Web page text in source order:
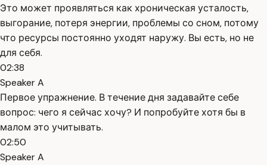
Это может проявляться как хроническая усталость,
выгорание, потеря энергии, проблемы со сном, потому
что ресурсы постоянно уходят наружу. Вы есть, но не
для себя.
02:38
Speaker A
Первое упражнение. В течение дня задавайте себе
вопрос: чего я сейчас хочу? И попробуйте хотя бы в
малом это учитывать.
02:50
Speaker A